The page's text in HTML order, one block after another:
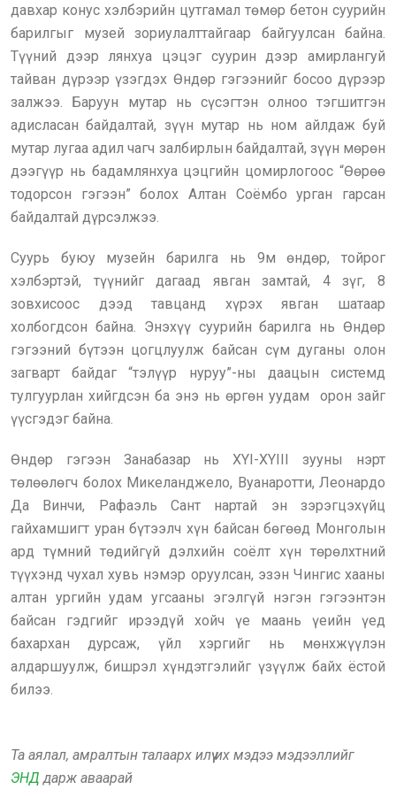
давхар конус хэлбэрийн цутгамал төмөр бетон суурийн
барилгыг музей зориулалттайгаар байгуулсан байна.
Түүний дээр лянхуа цэцэг суурин дээр амирлангуй
тайван дүрээр үзэгдэх Өндөр гэгээнийг босоо дүрээр
залжээ. Баруун мутар нь сүсэгтэн олноо тэгшитгэн
адисласан байдалтай, зүүн мутар нь ном айлдаж буй
мутар лугаа адил чагч залбирлын байдалтай, зүүн мөрөн
дээгүүр нь бадамлянхуа цэцгийн цомирлогоос “Өөрөө
тодорсон гэгээн” болох Алтан Соёмбо урган гарсан
байдалтай дүрсэлжээ.
Суурь буюу музейн барилга нь 9м өндөр, тойрог
хэлбэртэй, түүнийг дагаад явган замтай, 4 зүг, 8
зовхисоос дээд тавцанд хүрэх явган шатаар
холбогдсон байна. Энэхүү суурийн барилга нь Өндөр
гэгээний бүтээн цогцлуулж байсан сүм дуганы олон
загварт байдаг “тэлүүр нуруу”-ны даацын системд
тулгуурлан хийгдсэн ба энэ нь өргөн уудам орон зайг
үүсгэдэг байна.
Өндөр гэгээн Занабазар нь XYI-XYIII зууны нэрт
төлөөлөгч болох Микеланджело, Вуанаротти, Леонардо
Да Винчи, Рафаэль Сант нартай эн зэрэгцэхүйц
гайхамшигт уран бүтээлч хүн байсан бөгөөд Монголын
ард түмний төдийгүй дэлхийн соёлт хүн төрөлхтний
түүхэнд чухал хувь нэмэр оруулсан, эзэн Чингис хааны
алтан ургийн удам угсааны эгэлгүй нэгэн гэгээнтэн
байсан гэдгийг ирээдүй хойч үе маань үеийн үед
бахархан дурсаж, үйл хэргийг нь мөнхжүүлэн
алдаршуулж, бишрэл хүндэтгэлийг үзүүлж байх ёстой
билээ.
Та аялал, амралтын талаарх илүү их мэдээ мэдээллийг
ЭНД дарж аваарай